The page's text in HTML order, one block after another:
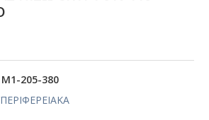
Μ1-205-380